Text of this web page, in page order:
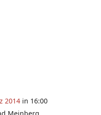
2014 in 16:00